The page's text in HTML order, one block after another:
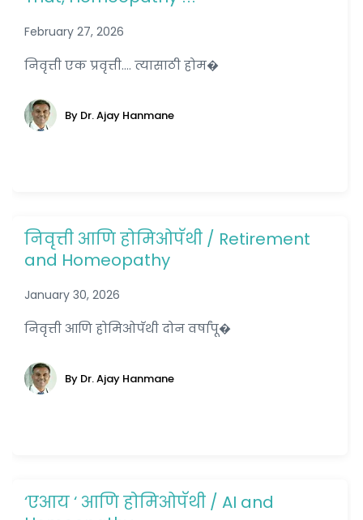
February 27, 2026
निवृत्ती एक प्रवृत्ती.... त्यासाठी होम�
By Dr. Ajay Hanmane
निवृत्ती आणि होमिओपॅथी / Retirement
and Homeopathy
January 30, 2026
निवृत्ती आणि होमिओपॅथी दोन वर्षांपू�
By Dr. Ajay Hanmane
‘एआय ‘ आणि होमिओपॅथी / AI and